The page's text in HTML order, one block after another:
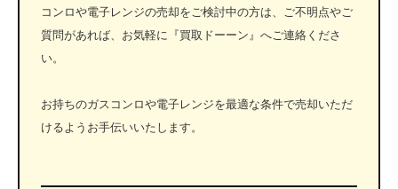
コンロや電子レンジの売却をご検討中の方は、ご不明点やご
質問があれば、お気軽に『買取ドーーン』へご連絡くださ
い。
お持ちのガスコンロや電子レンジを最適な条件で売却いただ
けるようお手伝いいたします。